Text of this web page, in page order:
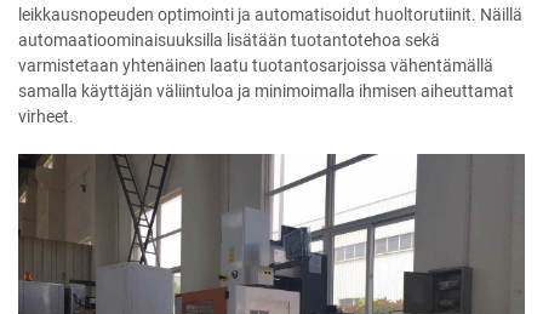
leikkausnopeuden optimointi ja automatisoidut huoltorutiinit. Näillä
automaatioominaisuuksilla lisätään tuotantotehoa sekä
varmistetaan yhtenäinen laatu tuotantosarjoissa vähentämällä
samalla käyttäjän väliintuloa ja minimoimalla ihmisen aiheuttamat
virheet.